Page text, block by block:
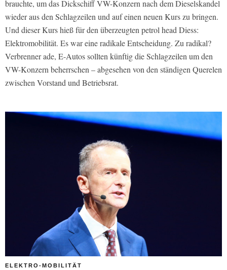
brauchte, um das Dickschiff VW-Konzern nach dem Dieselskandel
wieder aus den Schlagzeilen und auf einen neuen Kurs zu bringen.
Und dieser Kurs hieß für den überzeugten petrol head Diess:
Elektromobilität. Es war eine radikale Entscheidung. Zu radikal?
Verbrenner ade, E-Autos sollten künftig die Schlagzeilen um den
VW-Konzern beherrschen – abgesehen von den ständigen Querelen
zwischen Vorstand und Betriebsrat.
ELEKTRO-MOBILITÄT